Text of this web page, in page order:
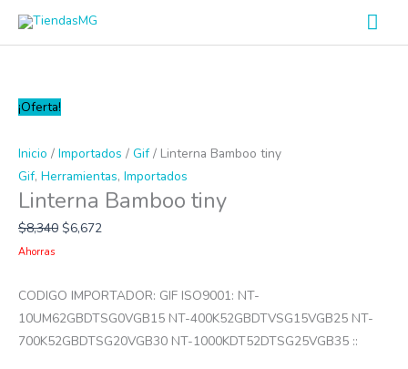
¡Oferta!
Inicio / Importados / Gif/ Linterna Bamboo tiny
Gif, Herramientas, Importados
Linterna Bamboo tiny
$8,340 $6,672
Ahorras
CODIGO IMPORTADOR: GIF ISO9001: NT-
10UM62GBDTSG0VGB15 NT-400K52GBDTVSG15VGB25 NT-
700K52GBDTSG20VGB30 NT-1000KDT52DTSG25VGB35 ::
Linterna
tiny
cantidad